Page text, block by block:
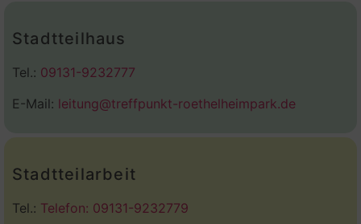
Stadtteilhaus
Tel.: 09131-9232777
E-Mail: leitung@treffpunkt-roethelheimpark.de
Stadtteilarbeit
Tel.: Telefon: 09131-9232779